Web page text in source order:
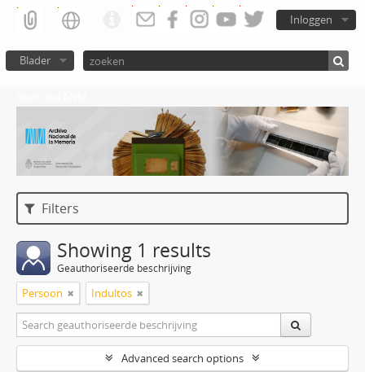
Inloggen
Blader
Filters
Showing 1 results
Geauthoriseerde beschrijving
Persoon Indultos
Advanced search options